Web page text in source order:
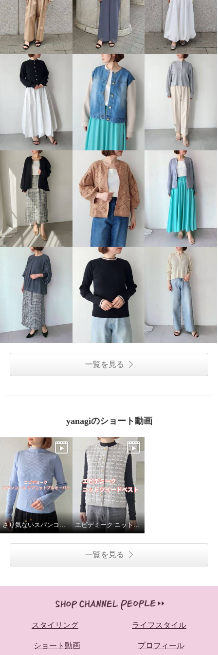
一覧を見る
yanagiのショート動画
さり気ないスパンコールがポイント✨ エピデミーク ニットツイードベスト
一覧を見る
スタイリング ライフスタイル
ショート動画 プロフィール